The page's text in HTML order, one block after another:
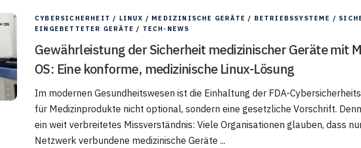
CYBERSICHERHEIT / LINUX / MEDIZINISCHE GERÄTE / BETRIEBSSYSTEME /
EINGEBETTETER GERÄTE / TECH-NEWS
Gewährleistung der Sicherheit medizinischer Geräte mit
OS: Eine konforme, medizinische Linux-Lösung
Im modernen Gesundheitswesen ist die Einhaltung der FDA-
für Medizinprodukte nicht optional, sondern eine gesetzliche Vorschrift.
ein weit verbreitetes Missverständnis: Viele Organisationen glauben, dass
Netzwerk verbundene medizinische Geräte ...